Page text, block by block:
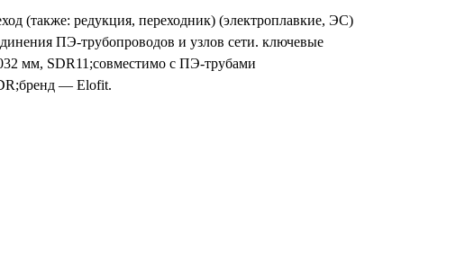
(также: редукция, переходник) (электроплавкие, ЭС)
ПЭ-трубопроводов и узлов сети. ключевые
мм, SDR11;совместимо с ПЭ-трубами
— Elofit.